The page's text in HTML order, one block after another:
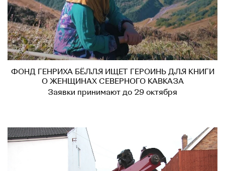
ФОНД ГЕНРИХА БЁЛЛЯ ИЩЕТ ГЕРОИНЬ ДЛЯ КНИГИ
О ЖЕНЩИНАХ СЕВЕРНОГО КАВКАЗА
Заявки принимают до 29 октября